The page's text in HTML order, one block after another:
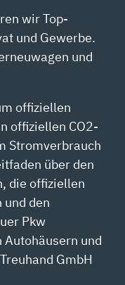
wir Top-
und Gewerbe.
und
offiziellen
offiziellen CO2-
Stromverbrauch
über den
die offiziellen
und den
Pkw
und
GmbH